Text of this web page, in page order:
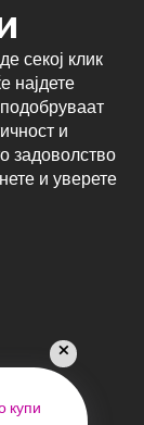
секој клик
најдете
и
задоволство
и уверете
купи